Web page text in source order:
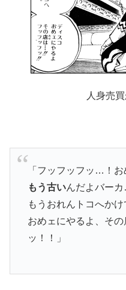
人身売
「フッフッフッ…！
もう古いんだよバーカ
もうおれんトコへか
おめェにやるよ、そ
ッ！！」